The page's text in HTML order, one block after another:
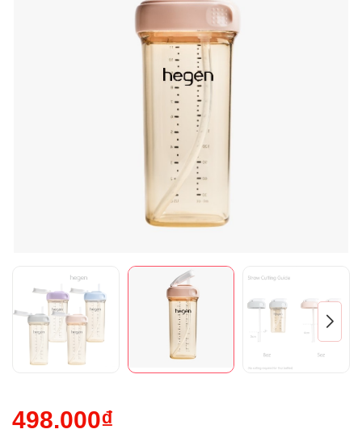
498.000₫
Mã giảm giá:
Ngày hết hạn: